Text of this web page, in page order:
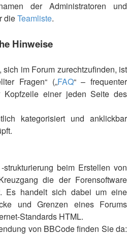
der Administratoren und
dieTeamliste.
Hinweise
im Forum zurechtzufinden, ist
Fragen“ („FAQ“ – frequenter
einer jeden Seite des
kategorisiert und anklickbar
beim Erstellen von
die der Forensoftware
Es handelt sich dabei um eine
und Grenzen eines Forums
Standards HTML.
von BBCode finden Sie da: